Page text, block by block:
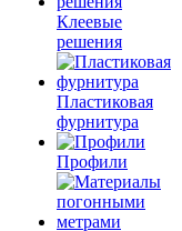
Клеевые
решения
Пластиковая
фурнитура
Профили